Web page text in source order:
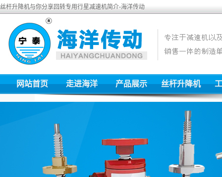
丝杆升降机与你分享回转专用行星减速机简介-海洋传动
网站首页 走进海洋 产品展示 丝杆升降机